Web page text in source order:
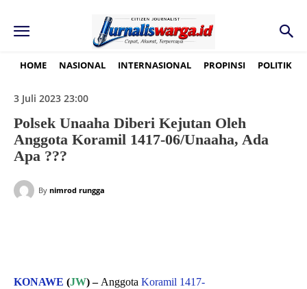
HOME NASIONAL INTERNASIONAL PROPINSI POLITIK
3 Juli 2023 23:00
Polsek Unaaha Diberi Kejutan Oleh
Anggota Koramil 1417-06/Unaaha, Ada
Apa ???
By nimrod rungga
KONAWE (JW) – Anggota Koramil 1417-